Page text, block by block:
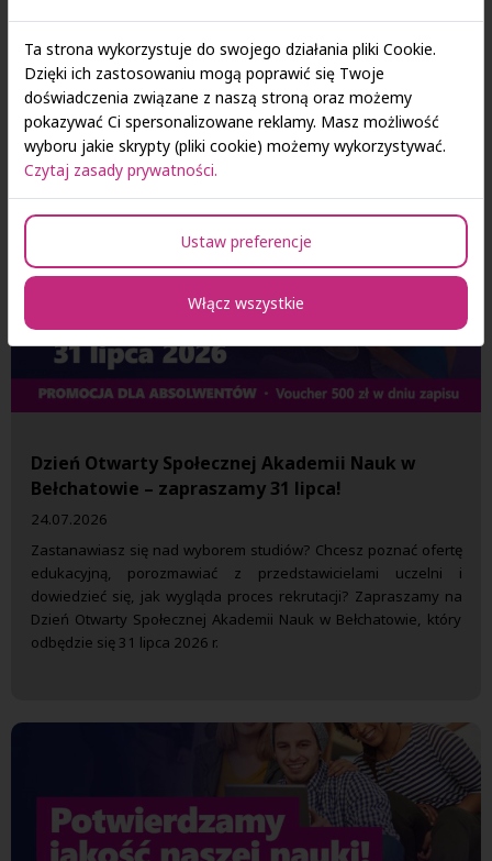
ponad miesiąc oferował uczestnikom możliwość bezpłatnego
udziału w praktycznych kursach prowadzonych przez
ekspertów z różnych dziedzin.
Dzień Otwarty Społecznej Akademii Nauk w
Bełchatowie – zapraszamy 31 lipca!
24.07.2026
Zastanawiasz się nad wyborem studiów? Chcesz poznać ofertę
edukacyjną, porozmawiać z przedstawicielami uczelni i
dowiedzieć się, jak wygląda proces rekrutacji? Zapraszamy na
Dzień Otwarty Społecznej Akademii Nauk w Bełchatowie, który
odbędzie się 31 lipca 2026 r.
Ta strona wykorzystuje do swojego działania pliki Cookie.
Dzięki ich zastosowaniu mogą poprawić się Twoje
doświadczenia związane z naszą stroną oraz możemy
pokazywać Ci spersonalizowane reklamy. Masz możliwość
wyboru jakie skrypty (pliki cookie) możemy wykorzystywać.
Czytaj zasady prywatności.
Ustaw preferencje
Włącz wszystkie